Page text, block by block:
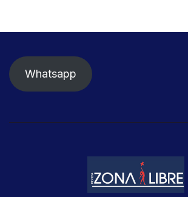
Whatsapp